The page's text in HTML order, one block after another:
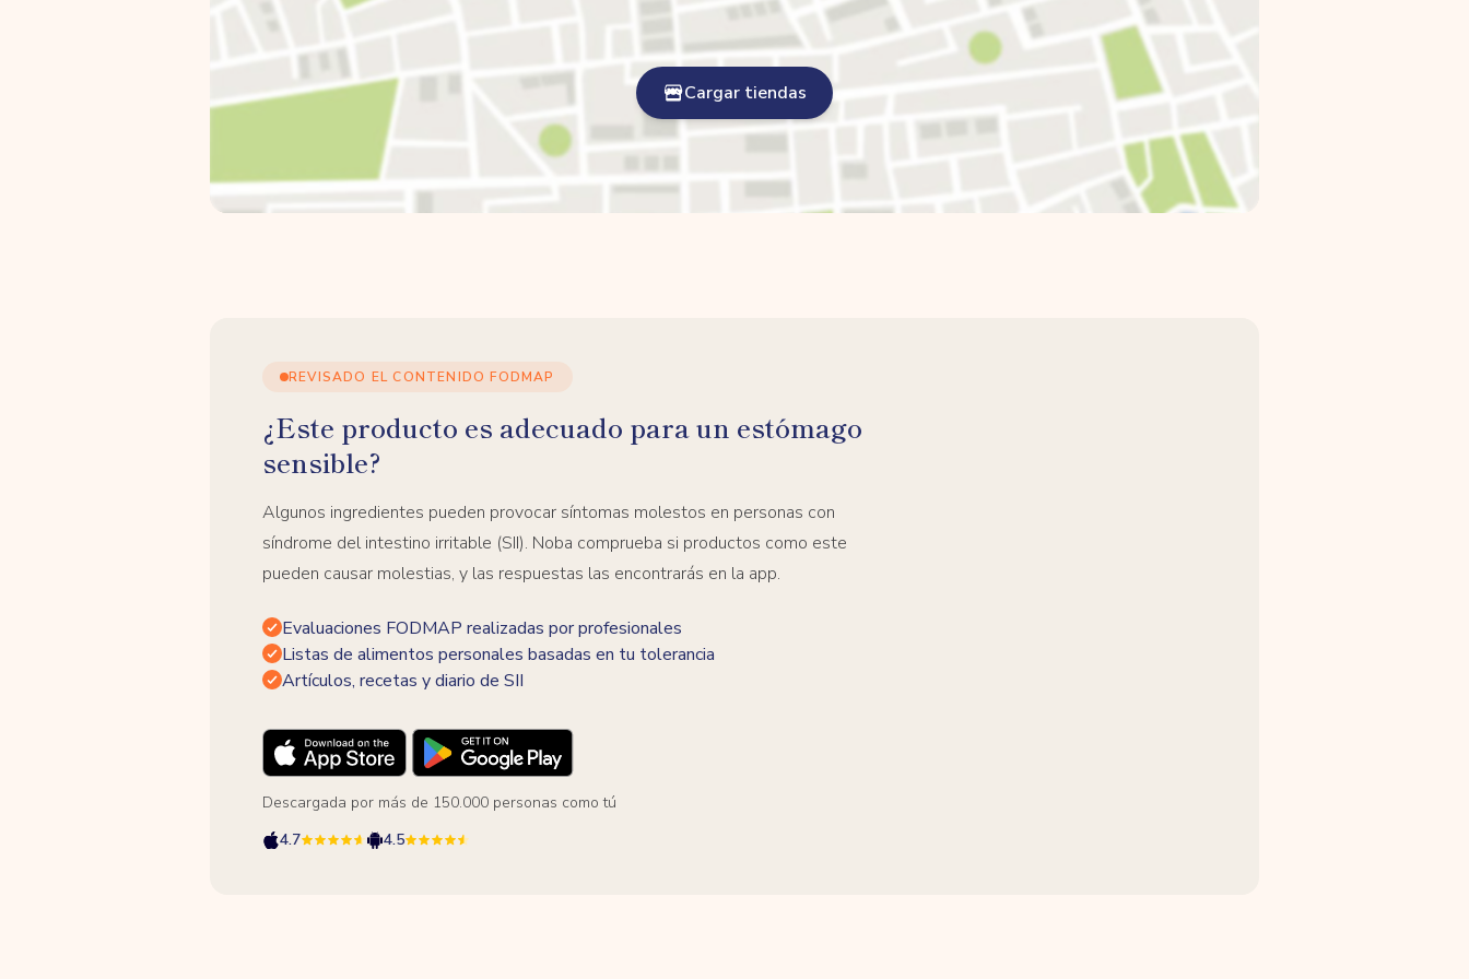
Cargar tiendas
REVISADO EL CONTENIDO FODMAP
¿Este producto es adecuado para un estómago
sensible?
Algunos ingredientes pueden provocar síntomas molestos en personas con
síndrome del intestino irritable (SII). Noba comprueba si productos como este
pueden causar molestias, y las respuestas las encontrarás en la app.
Evaluaciones FODMAP realizadas por profesionales
Listas de alimentos personales basadas en tu tolerancia
Artículos, recetas y diario de SII
Descargada por más de 150.000 personas como tú
4.7
4.5